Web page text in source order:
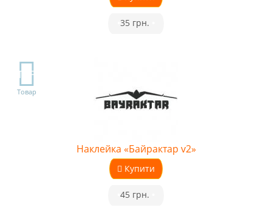
35 грн.
TOP
Товар
Наклейка «Байрактар v2»
Купити
45 грн.